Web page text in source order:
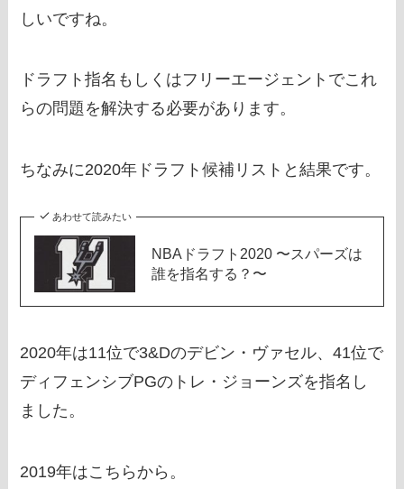
しいですね。
ドラフト指名もしくはフリーエージェントでこれ
らの問題を解決する必要があります。
ちなみに2020年ドラフト候補リストと結果です。
あわせて読みたい
NBAドラフト2020 〜スパーズは
誰を指名する？〜
2020年は11位で3&Dのデビン・ヴァセル、41位で
ディフェンシブPGのトレ・ジョーンズを指名し
ました。
2019年はこちらから。